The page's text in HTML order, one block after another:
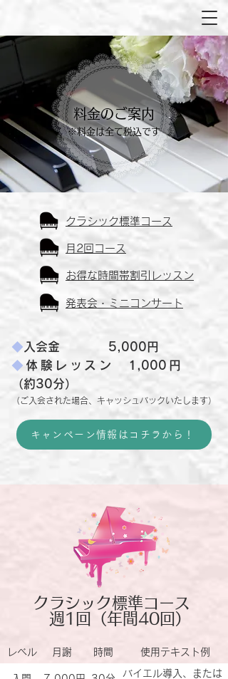
料金のご案内
※料金は全て税込です
クラシック標準コース
月2回コース
お得な時間帯割引レッスン
発表会・ミニコンサート
◆ 入会金 5,000円
◆ 体験レッスン 1,000円
（約30分）
（ご入会された場合、キャッシュバックいたします）
キャンペーン情報はコチラから！
クラシック標準コース
週1回（年間40回）
レベル 月謝 時間 使用テキスト例
バイエル導入、または